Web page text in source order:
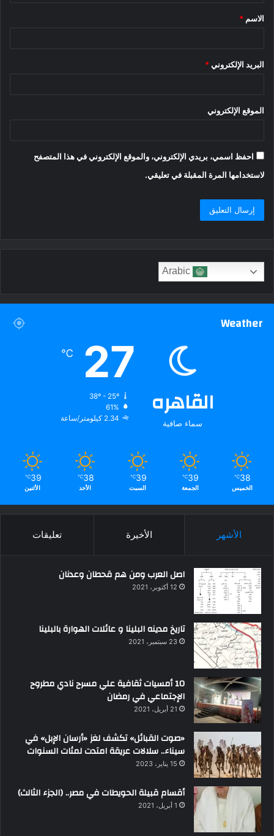
*
الاسم *
البريد الإلكتروني *
الموقع الإلكتروني
احفظ اسمي، بريدي الإلكتروني، والموقع الإلكتروني في هذا المتصفح
لاستخدامها المرة المقبلة في تعليقي.
Weather
القاهره
سماء صافية
27
℃
38º - 25º
61%
2.34 كيلومتر/ساعة
38
℃
الخميس
39
℃
الجمعة
39
℃
السبت
38
℃
الأحد
39
℃
الأثنين
الأشهر الأخيرة تعليقات
اصل العرب ومن هم قحطان وعدنان
12 أكتوبر، 2021
تاريخ مدينه البلينا و عائلات الهوارة بالبلينا
23 سبتمبر، 2021
10 أمسيات ثقافية علي مسرح نادي مطروح
الإجتماعي في رمضان
21 أبريل، 2021
«صوت القبائل» تكشف لغز «أرسان الإبل» في
سيناء.. سلالات عريقة امتدت لمئات السنوات
15 يناير، 2023
أقسام قبيلة الحويطات في مصر.. (الجزء الثالث)
1 أبريل، 2021